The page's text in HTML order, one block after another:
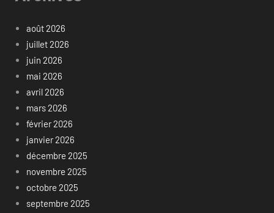
août 2026
juillet 2026
juin 2026
mai 2026
avril 2026
mars 2026
février 2026
janvier 2026
décembre 2025
novembre 2025
octobre 2025
septembre 2025